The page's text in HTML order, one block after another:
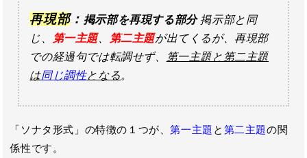
再現部： 掲示部を再現する部分掲示部と同
じ、
第一主題、 第二主題が出てくるが、再現部
での経過句では転調せず、
第一主題と第二主題
は同じ調性となる。
「ソナタ形式」の特徴の１つが、第一主題 と 第二主題の関
係性です。